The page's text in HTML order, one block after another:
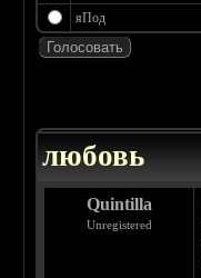
яПод
любовь
Quintilla
Unregistered